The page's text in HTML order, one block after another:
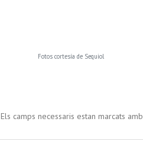
Fotos cortesía de Sequiol
Els camps necessaris estan marcats amb